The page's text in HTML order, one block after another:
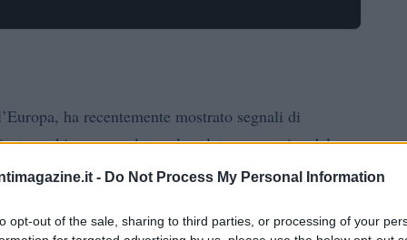
- Do Not Process My Personal Information
opt-out of the sale, sharing to third parties, or processing of your
ha recentemente mostrato segnali di
chiave per valutare la salute economica del
in aumento rispetto ai 86,4 di settembre. Questo
e supera le aspettative degli economisti,
dell’indice Ifo è un segnale positivo che potrebbe